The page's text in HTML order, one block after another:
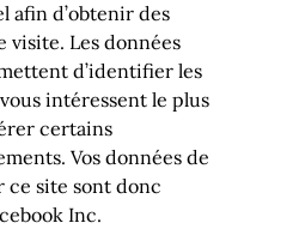
afin d’obtenir des
visite. Les données
d’identifier les
intéressent le plus
certains
Vos données de
ce site sont donc
Inc.